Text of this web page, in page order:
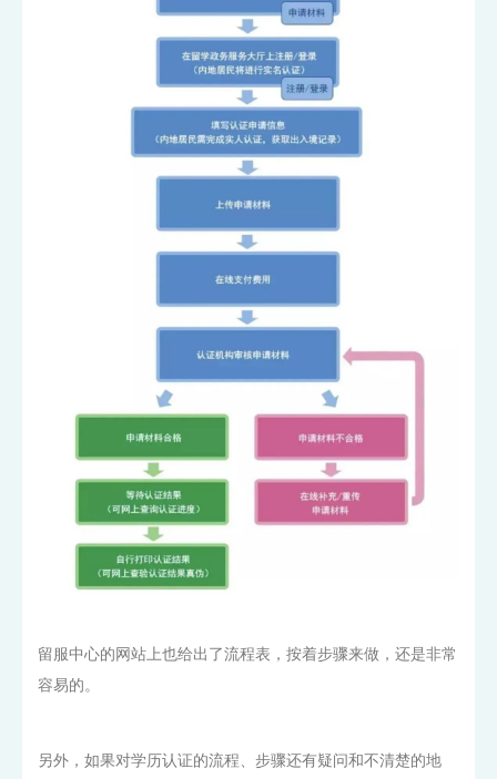
留服中心的网站上也给出了流程表，按着步骤来做，还是非常
容易的。
另外，如果对学历认证的流程、步骤还有疑问和不清楚的地